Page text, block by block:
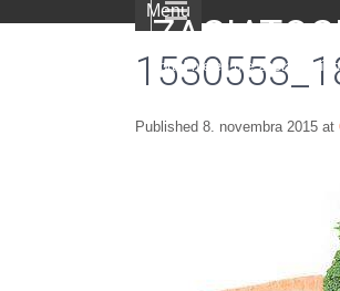
portál nielen pre
Menu
Published 8. novembra 2015 at